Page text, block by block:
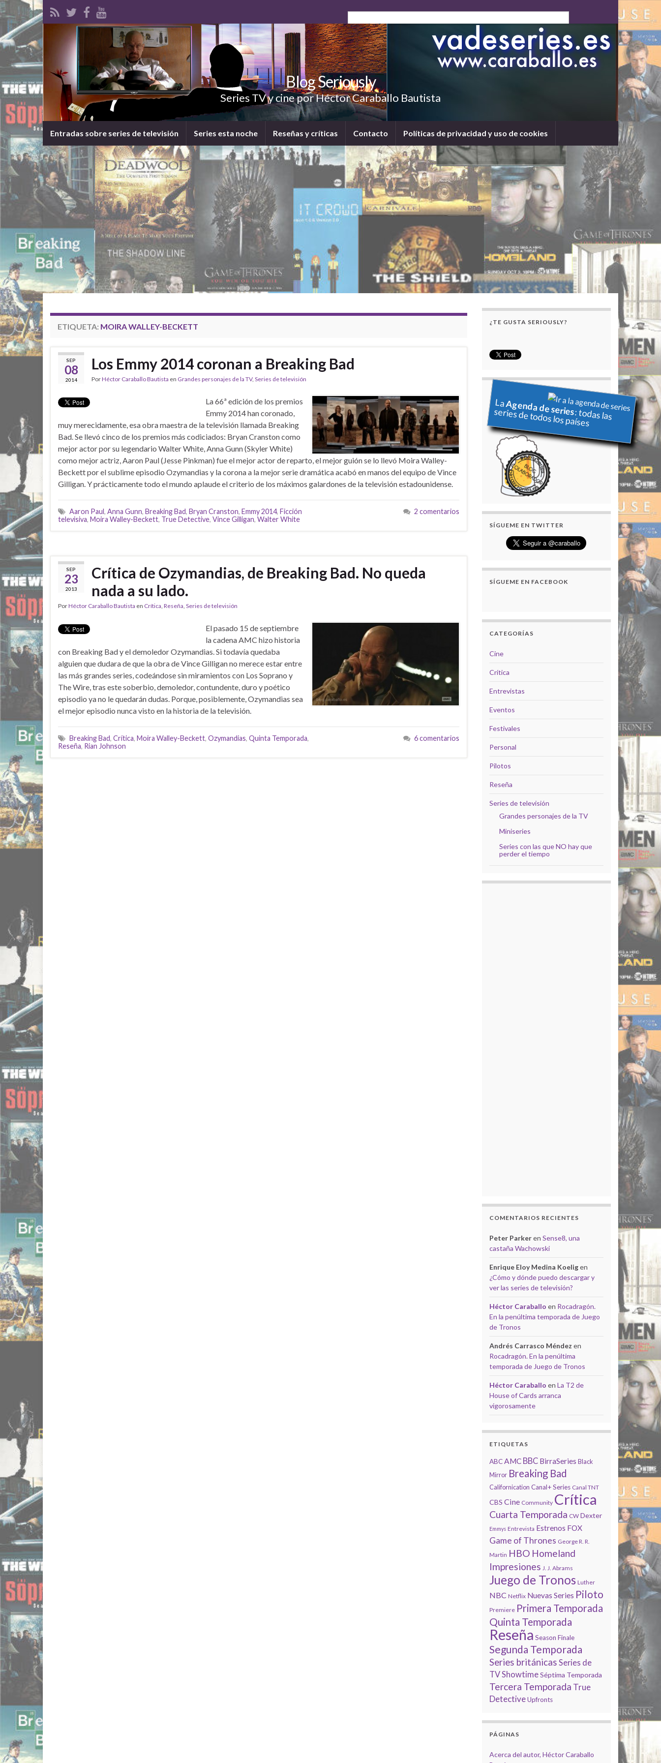
Blog Seriously
Series TV y cine por Héctor Caraballo Bautista
Entradas sobre series de televisión Series esta noche Reseñas y críticas Contacto Políticas de privacidad y uso de cookies
ETIQUETA: MOIRA WALLEY-BECKETT
SEP
08
2014
Los Emmy 2014 coronan a Breaking Bad
PorHéctor Caraballo Bautista en Grandes personajes de la TV, Series de televisión
La 66ª edición de los premios
Emmy 2014 han coronado,
muy merecidamente, esa obra maestra de la televisión llamada Breaking
Bad. Se llevó cinco de los premios más codiciados: Bryan Cranston como
mejor actor por su legendario Walter White, Anna Gunn (Skyler White)
como mejor actriz, Aaron Paul (Jesse Pinkman) fue el mejor actor de reparto, el mejor guión se lo llevó Moira Walley-
Beckett por el sublime episodio Ozymandias y la corona a la mejor serie dramática acabó en manos del equipo de Vince
Gilligan. Y prácticamente todo el mundo aplaude el criterio de los máximos galardones de la televisión estadounidense.
Aaron Paul, Anna Gunn, Breaking Bad, Bryan Cranston, Emmy 2014, Ficción
televisiva, Moira Walley-Beckett, True Detective, Vince Gilligan, Walter White
2 comentarios
SEP
23
2013
Crítica de Ozymandias, de Breaking Bad. No queda
nada a su lado.
PorHéctor Caraballo Bautista en Crítica, Reseña, Series de televisión
El pasado 15 de septiembre
la cadena AMC hizo historia
con Breaking Bad y el demoledor Ozymandias. Si todavía quedaba
alguien que dudara de que la obra de Vince Gilligan no merece estar entre
las más grandes series, codeándose sin miramientos con Los Soprano y
The Wire, tras este soberbio, demoledor, contundente, duro y poético
episodio ya no le quedarán dudas. Porque, posiblemente, Ozymandias sea
el mejor episodio nunca visto en la historia de la televisión.
Breaking Bad, Crítica, Moira Walley-Beckett, Ozymandias, Quinta Temporada,
Reseña, Rian Johnson
6 comentarios
¿TE GUSTA SERIOUSLY?
LaAgenda de series: todas las
series de todos los países
SÍGUEME EN TWITTER
SÍGUEME EN FACEBOOK
CATEGORÍAS
Cine
Crítica
Entrevistas
Eventos
Festivales
Personal
Pilotos
Reseña
Series de televisión
Grandes personajes de la TV
Miniseries
Series con las que NO hay que
perder el tiempo
COMENTARIOS RECIENTES
Peter Parkeren Sense8, una
castaña Wachowski
Enrique Eloy Medina Koeligen
¿Cómo y dónde puedo descargar y
ver las series de televisión?
Héctor Caraballo en Rocadragón.
En la penúltima temporada de Juego
de Tronos
Andrés Carrasco Méndez en
Rocadragón. En la penúltima
temporada de Juego de Tronos
Héctor Caraballo en La T2 de
House of Cards arranca
vigorosamente
ETIQUETAS
ABC AMC BBC BirraSeries Black
Mirror Breaking Bad
Californication Canal+ Series Canal TNT
CBS Cine Community Crítica
Cuarta Temporada CW Dexter
Emmys Entrevista Estrenos FOX
Game of Thrones George R. R.
Martin HBO Homeland
Impresiones J. J. Abrams
Juego de Tronos Luther
NBC Netflix Nuevas Series Piloto
Premiere Primera Temporada
Quinta Temporada
Reseña Season Finale
Segunda Temporada
Series británicas Series de
TVShowtime Séptima Temporada
Tercera Temporada True
Detective Upfronts
PÁGINAS
Acerca del autor, Héctor Caraballo